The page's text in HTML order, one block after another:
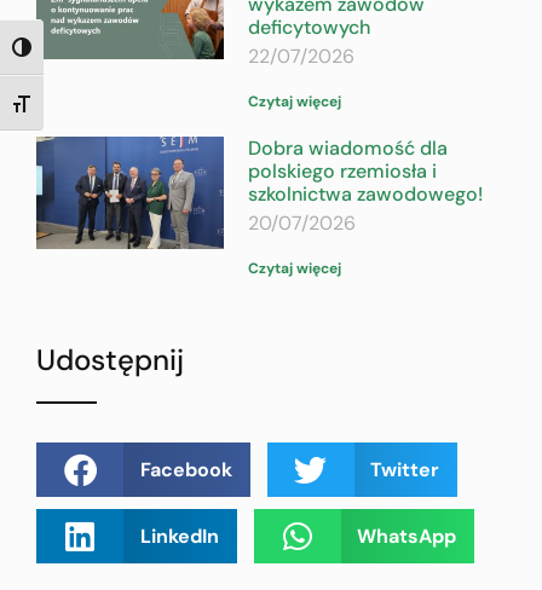
TOGGLE HIGH CONTRAST
TOGGLE FONT SIZE
deficytowych
22/07/2026
Czytaj więcej
Dobra wiadomość dla
polskiego rzemiosła i
szkolnictwa zawodowego!
20/07/2026
Czytaj więcej
Udostępnij
Facebook Twitter
LinkedIn WhatsApp